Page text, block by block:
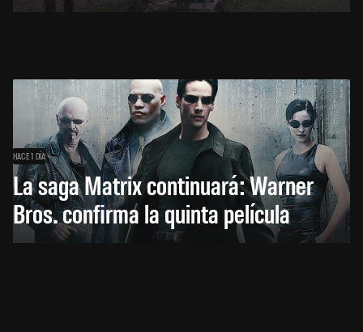
HACE 1 DÍA
La saga Matrix continuará: Warner
Bros. confirma la quinta película